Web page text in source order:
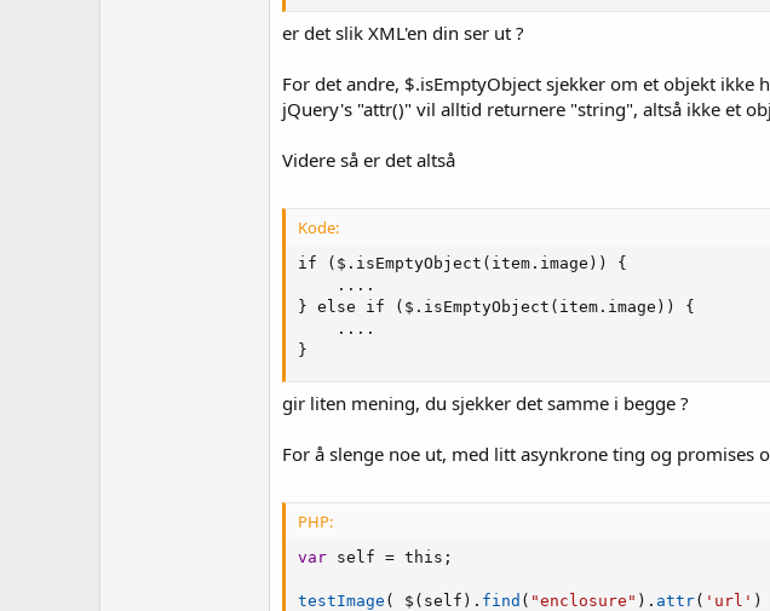
er det slik XML'en din ser ut ?
For det andre, $.isEmptyObject sjekker om et objekt
jQuery's "attr()" vil alltid returnere "string", altså ikke et
Videre så er det altså
Kode:
if ($.isEmptyObject(item.image)) {
    ....
} else if ($.isEmptyObject(item.image)) {
    ....
}
gir liten mening, du sjekker det samme i begge ?
For å slenge noe ut, med litt asynkrone ting og promises
PHP:
var self = this ;
testImage ( $ ( self ) . find ( "enclosure" ) . attr( 'url' )